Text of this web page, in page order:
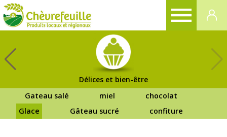
Délices et bien-être
Gateau salé
miel
chocolat
Glace
Gâteau sucré confiture